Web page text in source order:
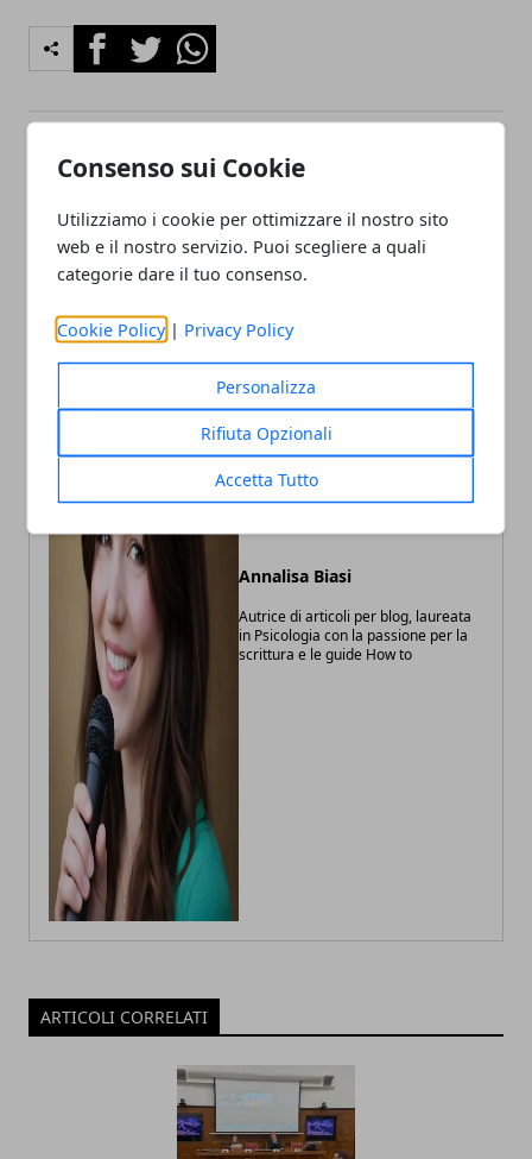
Consenso sui Cookie
Utilizziamo i cookie per ottimizzare il nostro sito
web e il nostro servizio. Puoi scegliere a quali
categorie dare il tuo consenso.
Cookie Policy | Privacy Policy
Personalizza
Rifiuta Opzionali
Accetta Tutto
FacebookTwitterWhatsapp
Articolo Precedente
anni, maratona fino al 23
ottobre
apre nell’ex Caserma Santa
Annalisa Biasi
Autrice di articoli per blog, laureata
in Psicologia con la passione per la
scrittura e le guide How to
ARTICOLI CORRELATI